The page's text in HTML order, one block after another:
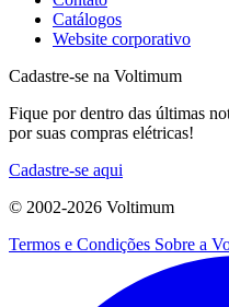
Catálogos
Website corporativo
Cadastre-se na Voltimum
Fique por dentro das últimas
por suas compras elétricas!
Cadastre-se aqui
© 2002-2026 Voltimum
Termos e Condições Sobre a